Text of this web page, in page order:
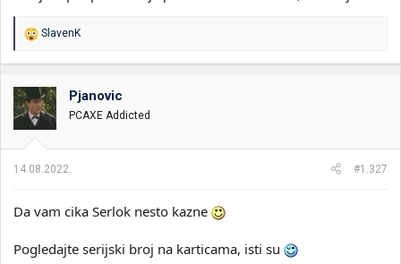
R
o
v
a
n
:
SlavenK
Pjanovic
PCAXE Addicted
14.08.2022. #1.327
Da vam cika Serlok nesto kazne
Pogledajte serijski broj na karticama, isti su